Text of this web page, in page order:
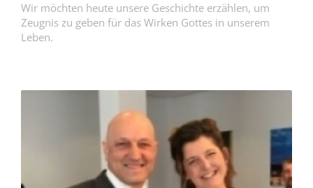
Wir möchten heute unsere Geschichte erzählen, um
Zeugnis zu geben für das Wirken Gottes in unserem
Leben.